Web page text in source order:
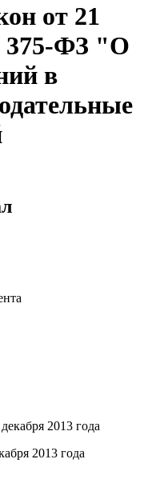
от 21
375-ФЗ "О
в
2013 года
2013 года